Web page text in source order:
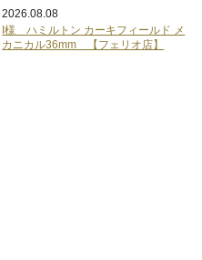
2026.08.08
I様 ハミルトン カーキフィールド メ
カニカル36mm 【フェリオ店】